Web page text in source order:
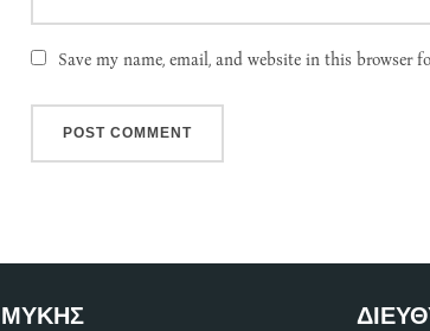
Save my name, email, and website in this browser